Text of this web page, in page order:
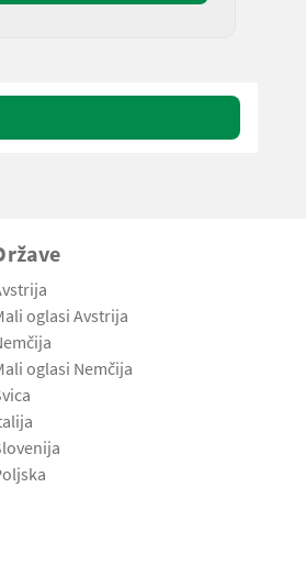
oglasi Avstrija
oglasi Nemčija